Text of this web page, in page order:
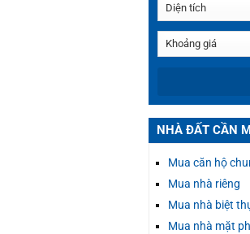
NHÀ ĐẤT CẦN
Mua căn hộ
Mua nhà riêng
Mua nhà biệt
Mua nhà mặt